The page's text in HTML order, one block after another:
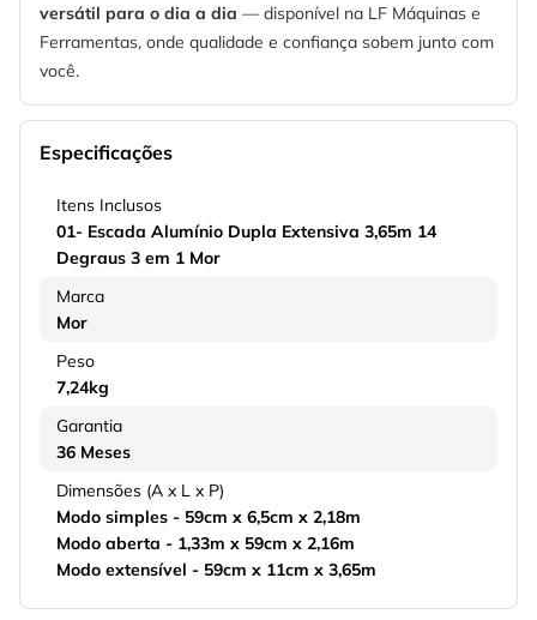
versátil para o dia a dia — disponível na LF Máquinas e
Ferramentas, onde qualidade e confiança sobem junto com
você.
Especificações
Itens Inclusos
01- Escada Alumínio Dupla Extensiva 3,65m 14
Degraus 3 em 1 Mor
Marca
Mor
Peso
7,24kg
Garantia
36 Meses
Dimensões (A x L x P)
Modo simples - 59cm x 6,5cm x 2,18m
Modo aberta - 1,33m x 59cm x 2,16m
Modo extensível - 59cm x 11cm x 3,65m